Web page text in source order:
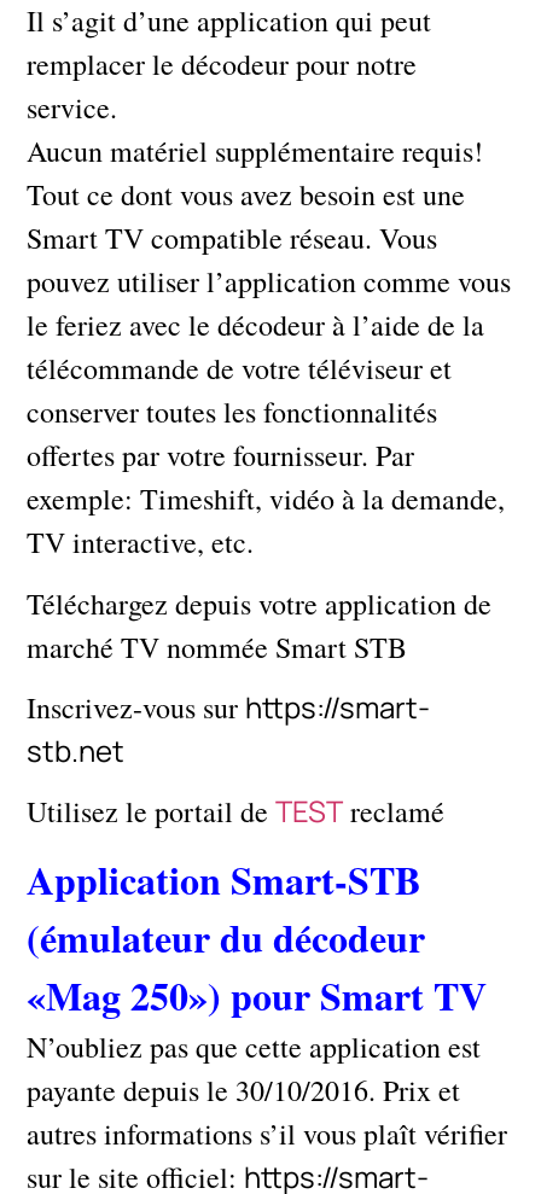
Il s’agit d’une application qui peut
remplacer le décodeur pour notre
service.
Aucun matériel supplémentaire requis!
Tout ce dont vous avez besoin est une
Smart TV compatible réseau. Vous
pouvez utiliser l’application comme vous
le feriez avec le décodeur à l’aide de la
télécommande de votre téléviseur et
conserver toutes les fonctionnalités
offertes par votre fournisseur. Par
exemple: Timeshift, vidéo à la demande,
TV interactive, etc.
Téléchargez depuis votre application de
marché TV nommée Smart STB
Inscrivez-vous sur https://smart-
stb.net
Utilisez le portail deTESTreclamé
Application Smart-STB
(émulateur du décodeur
«Mag 250») pour Smart TV
N’oubliez pas que cette application est
payante depuis le 30/10/2016. Prix ​​et
autres informations s’il vous plaît vérifier
sur le site officiel: https://smart-